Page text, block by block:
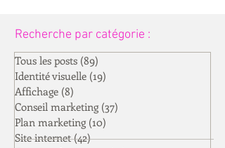
Recherche par catégorie :
Tous les posts
Identité visuelle (19)19 posts
Affichage (8)8 posts
Conseil marketing (37)37 posts